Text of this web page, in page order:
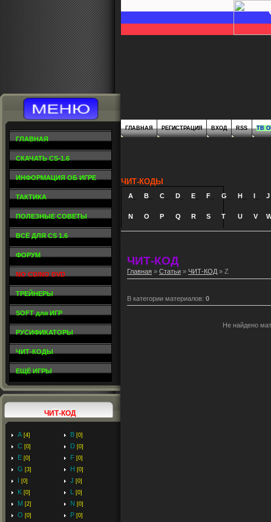
ГЛАВНАЯ
СКАЧАТЬ CS-1.6
ИНФОРМАЦИЯ ОБ ИГРЕ
ТАКТИКА
ПОЛЕЗНЫЕ СОВЕТЫ
ВСЁ ДЛЯ CS 1.6
ФОРУМ
NO CD/NO DVD
ТРЕЙНЕРЫ
SOFT для ИГР
РУСИФИКАТОРЫ
ЧИТ-КОДЫ
ЕЩЁ ИГРЫ
ЧИТ-КОД
A [4] B [0]
C [0] D [0]
E [0] F [0]
G [3] H [0]
I [0] J [0]
K [0] L [0]
M [2] N [0]
O [0] P [0]
ГЛАВНАЯ РЕГИСТРАЦИЯ ВХОД RSS ТВ
ЧИТ-КОДЫ
A B C D E F G H I J
N O P Q R S T U V
ЧИТ-КОД
Главная » Статьи » ЧИТ-КОД » Z
В категории материалов: 0
Не найдено